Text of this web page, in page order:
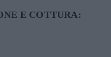
E COTTURA: